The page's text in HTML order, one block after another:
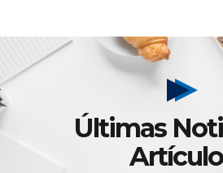
Últimas